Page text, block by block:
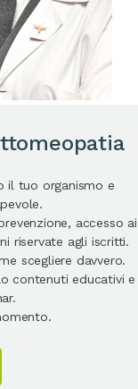
il tuo organismo e
accesso ai
riservate agli iscritti.
scegliere davvero.
contenuti educativi e